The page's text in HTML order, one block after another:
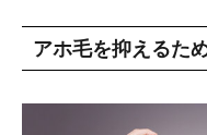
アホ毛を抑えるた